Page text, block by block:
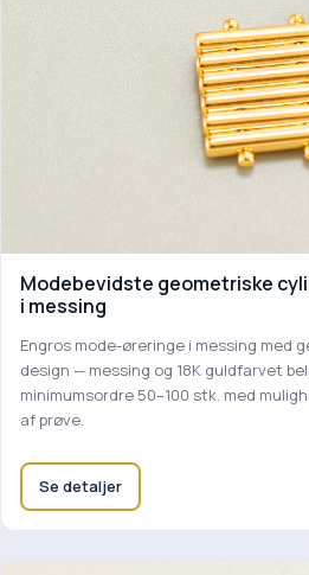
Modebevidste geometriske
i messing
Engros mode-øreringe i messing med
design — messing og 18K guldfarvet
minimumsordre 50–100 stk. med
af prøve.
Se detaljer